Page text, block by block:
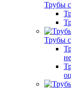
Трубы
Трубы